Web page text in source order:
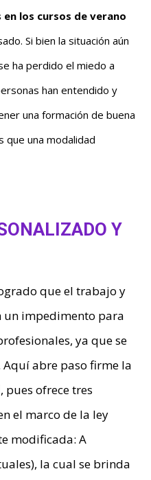
los cursos de verano
Si bien la situación aún
ha perdido el miedo a
han entendido y
una formación de buena
que una modalidad
Y
que el trabajo y
un impedimento para
ya que se
abre paso firme la
, pues ofrece tres
el marco de la ley
modificada: A
la cual se brinda